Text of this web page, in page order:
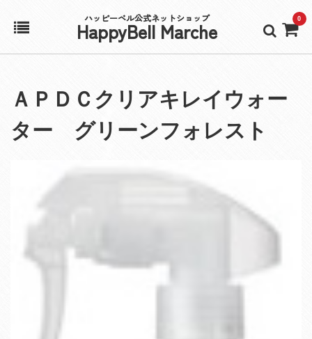
ハッピーベル公式ネットショップ
HappyBell Marche 0
アカウント
カート
ＡＰＤＣクリアキレイウォー
ター グリーンフォレスト